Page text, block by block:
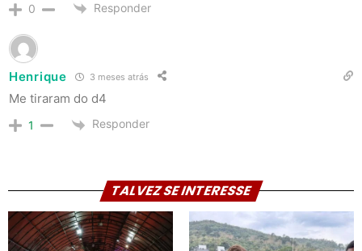
0 Responder
Henrique 3 meses atrás
Me tiraram do d4
1 Responder
TALVEZ SE INTERESSE